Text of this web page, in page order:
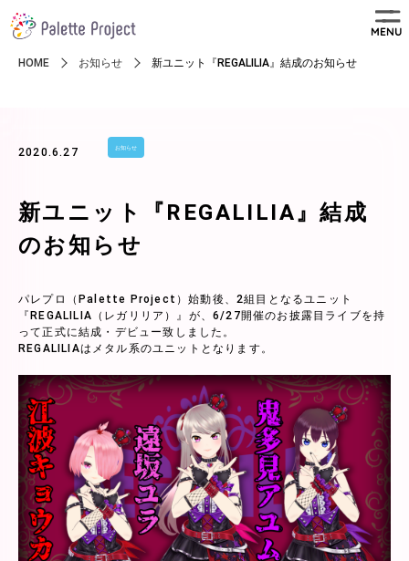
MENU
HOME お知らせ 新ユニット『REGALILIA』結成のお知らせ
2020.6.27 お知らせ
新ユニット『REGALILIA』結成
のお知らせ
パレプロ（Palette Project）始動後、2組目となるユニット
『REGALILIA（レガリリア）』が、6/27開催のお披露目ライブを持
って正式に結成・デビュー致しました。
REGALILIAはメタル系のユニットとなります。